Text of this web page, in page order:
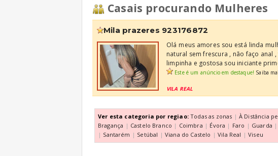
Casais procurando Mulheres
mila prazeres 923176872
Olá meus amores sou está linda
natural sem frescura , não faço anal
limpinha e gostosa sou iniciante
Este é um anúncio em destaque! Saiba
VILA REAL
Ver esta categoria por regiao: Todas as zonas | À Distância
Bragança | Castelo Branco | Coimbra | Évora | Faro | Guarda |
| Santarém | Setúbal | Viana do Castelo | Vila Real | Viseu